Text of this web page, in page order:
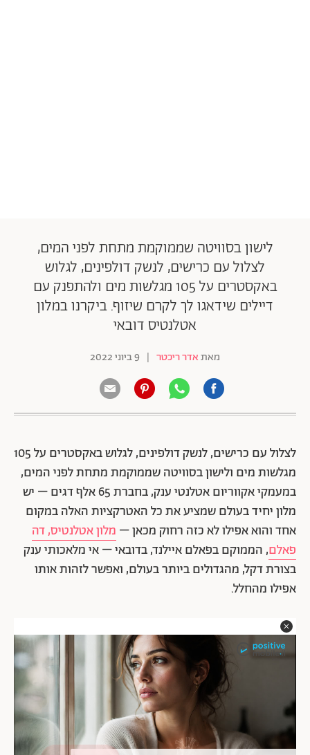
לישון בסוויטה שממוקמת מתחת לפני המים,
לצלול עם כרישים, לנשק דולפינים, לגלוש
באקסטרים על 105 מגלשות מים ולהתפנק עם
דיילים שידאגו לך לקרם שיזוף. ביקרנו במלון
אטלנטיס דובאי
מאתאדר ריכטר | 9 ביוני 2022
לצלול עם כרישים, לנשק דולפינים, לגלוש באקסטרים על 105
מגלשות מים ולישון בסוויטה שממוקמת מתחת לפני המים,
במעמקי אקווריום אטלנטי ענק, בחברת 65 אלף דגים – יש
מלון יחיד בעולם שמציע את כל האטרקציות האלה במקום
אחד והוא אפילו לא כזה רחוק מכאן – מלון אטלנטיס, דה
פאלם, הממוקם בפאלם איילנד, בדובאי – אי מלאכותי ענק
בצורת דקל, מהגדולים ביותר בעולם, ואפשר לזהות אותו
אפילו מהחלל.